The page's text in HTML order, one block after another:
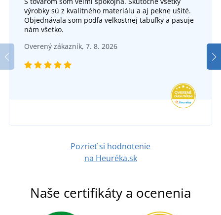
výrobky sú z kvalitného materiálu a aj pekne ušité.
Objednávala som podľa velkostnej tabuľky a pasuje
nám všetko.
Overený zákazník, 7. 8. 2026
Pozrieť si hodnotenie
na Heuréka.sk
Naše certifikáty a ocenenia